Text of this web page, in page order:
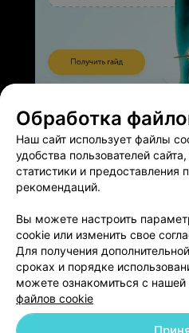
Добавить
Обработка
Наш сайт использует файлы
удобства пользователей
статистики и предоставления
рекомендаций.
Вы можете настроить
cookie или изменить свое
Для получения
сроках и порядке
можете ознакомиться с нашей
файлов cookie